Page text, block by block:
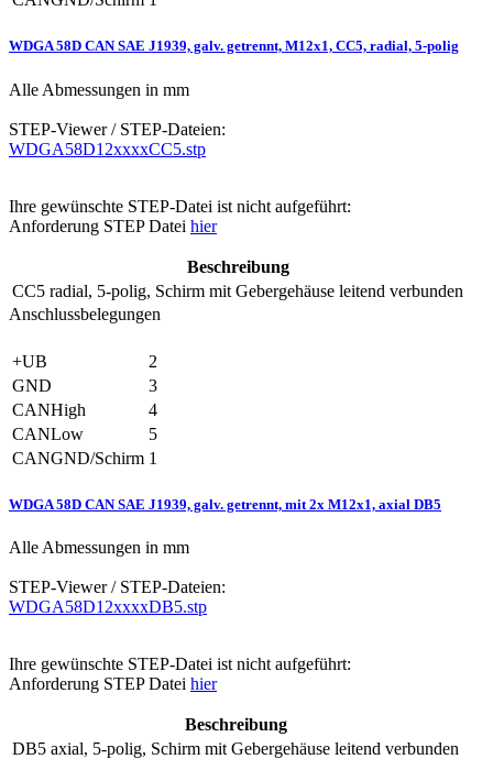
WDGA 58D CAN SAE J1939, galv. getrennt, M12x1, CC5, radial, 5-polig
Alle Abmessungen in mm
STEP-Viewer / STEP-Dateien:
WDGA58D12xxxxCC5.stp
Ihre gewünschte STEP-Datei ist nicht aufgeführt:
Anforderung STEP Datei hier
Beschreibung
CC5 radial, 5-polig, Schirm mit Gebergehäuse leitend verbunden
Anschlussbelegungen
+UB
2
GND
3
CANHigh
4
CANLow
5
CANGND/Schirm 1
WDGA 58D CAN SAE J1939, galv. getrennt, mit 2x M12x1, axial DB5
Alle Abmessungen in mm
STEP-Viewer / STEP-Dateien:
WDGA58D12xxxxDB5.stp
Ihre gewünschte STEP-Datei ist nicht aufgeführt:
Anforderung STEP Datei hier
Beschreibung
DB5 axial, 5-polig, Schirm mit Gebergehäuse leitend verbunden